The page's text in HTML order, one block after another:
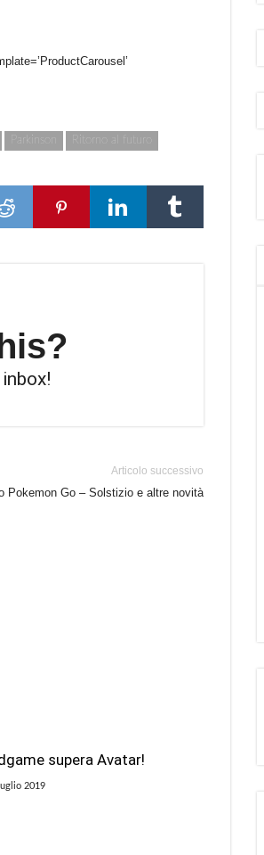
Parkinson Ritorno al futuro
Articolo successivo
Pokemon Go – Solstizio e altre novità
supera Avatar!
2019